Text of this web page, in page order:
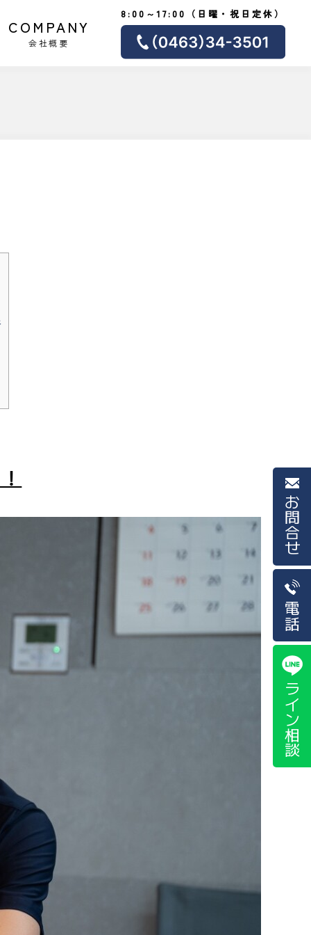
お問合せ
電話
ライン相談
COMPANY
会社概要
8:00～17:00（日曜・祝日定休）